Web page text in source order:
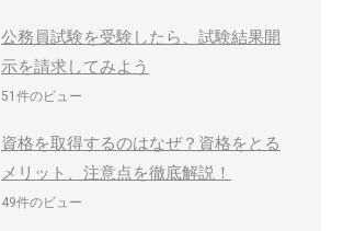
公務員試験を受験したら、試験結果開
示を請求してみよう
51件のビュー
資格を取得するのはなぜ？資格をとる
メリット、注意点を徹底解説！
49件のビュー